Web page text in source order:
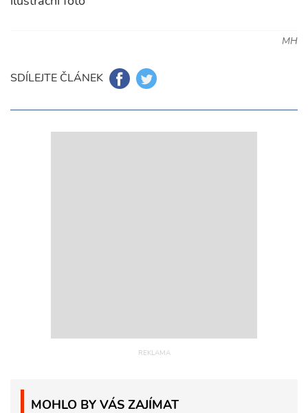
MH
SDÍLEJTE ČLÁNEK
MOHLO BY VÁS ZAJÍMAT